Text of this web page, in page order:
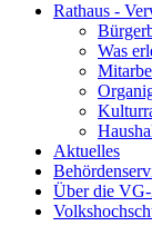
Rathaus -
Was
Aktuelles
Über die